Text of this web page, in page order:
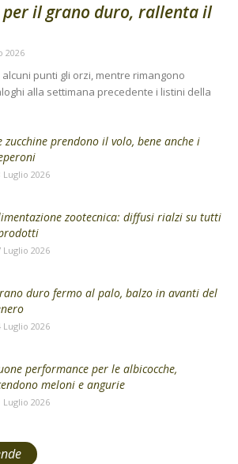
per il grano duro, rallenta il
2026
punti gli orzi, mentre rimangono
alla settimana precedente i listini della
zucchine prendono il volo, bene anche i
Luglio 2026
zootecnica: diffusi rialzi su tutti
Luglio 2026
duro fermo al palo, balzo in avanti del
Luglio 2026
performance per le albicocche,
meloni e angurie
Luglio 2026